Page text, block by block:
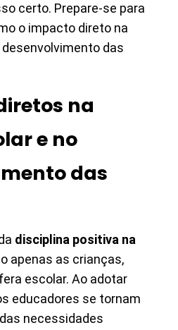
certo. Prepare-se para
o impacto direto na
das
na
e no
das
disciplina positiva na
apenas as crianças,
escolar. Ao adotar
educadores se tornam
necessidades